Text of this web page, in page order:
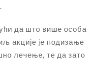
да што више особа
акције је подизање
лечење, те да зато